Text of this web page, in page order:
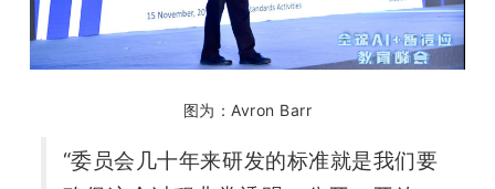
图为：Avron Barr
“委员会几十年来研发的标准就是我们要